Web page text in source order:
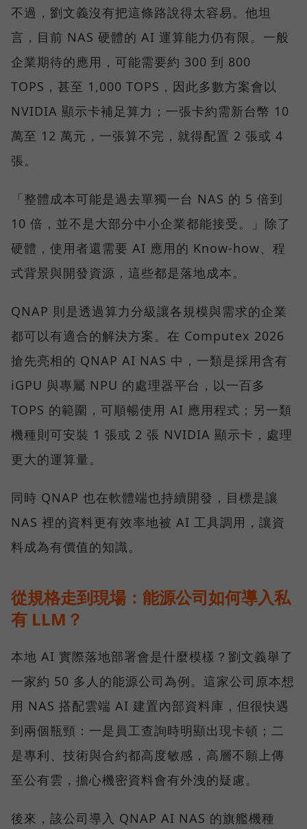
不過，劉文義沒有把這條路說得太容易。他坦
言，目前 NAS 硬體的 AI 運算能力仍有限。一般
企業期待的應用，可能需要約 300 到 800
TOPS，甚至 1,000 TOPS，因此多數方案會以
NVIDIA 顯示卡補足算力；一張卡約需新台幣 10
萬至 12 萬元，一張算不完，就得配置 2 張或 4
張。
「整體成本可能是過去單獨一台 NAS 的 5 倍到
10 倍，並不是大部分中小企業都能接受。」除了
硬體，使用者還需要 AI 應用的 Know-how、程
式背景與開發資源，這些都是落地成本。
QNAP 則是透過算力分級讓各規模與需求的企業
都可以有適合的解決方案。在 Computex 2026
搶先亮相的 QNAP AI NAS 中，一類是採用含有
iGPU 與專屬 NPU 的處理器平台，以一百多
TOPS 的範圍，可順暢使用 AI 應用程式；另一類
機種則可安裝 1 張或 2 張 NVIDIA 顯示卡，處理
更大的運算量。
同時 QNAP 也在軟體端也持續開發，目標是讓
NAS 裡的資料更有效率地被 AI 工具調用，讓資
料成為有價值的知識。
從規格走到現場：能源公司如何導入私
有 LLM？
本地 AI 實際落地部署會是什麼模樣？劉文義舉了
一家約 50 多人的能源公司為例。這家公司原本想
用 NAS 搭配雲端 AI 建置內部資料庫，但很快遇
到兩個瓶頸：一是員工查詢時明顯出現卡頓；二
是專利、技術與合約都高度敏感，高層不願上傳
至公有雲，擔心機密資料會有外洩的疑慮。
後來，該公司導入 QNAP AI NAS 的旗艦機種